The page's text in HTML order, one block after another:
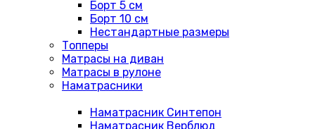
Борт 5 см
Борт 10 см
Нестандартные размеры
Топперы
Матрасы на диван
Матрасы в рулоне
Наматрасники
Наматрасник Синтепон
Наматрасник Верблюд